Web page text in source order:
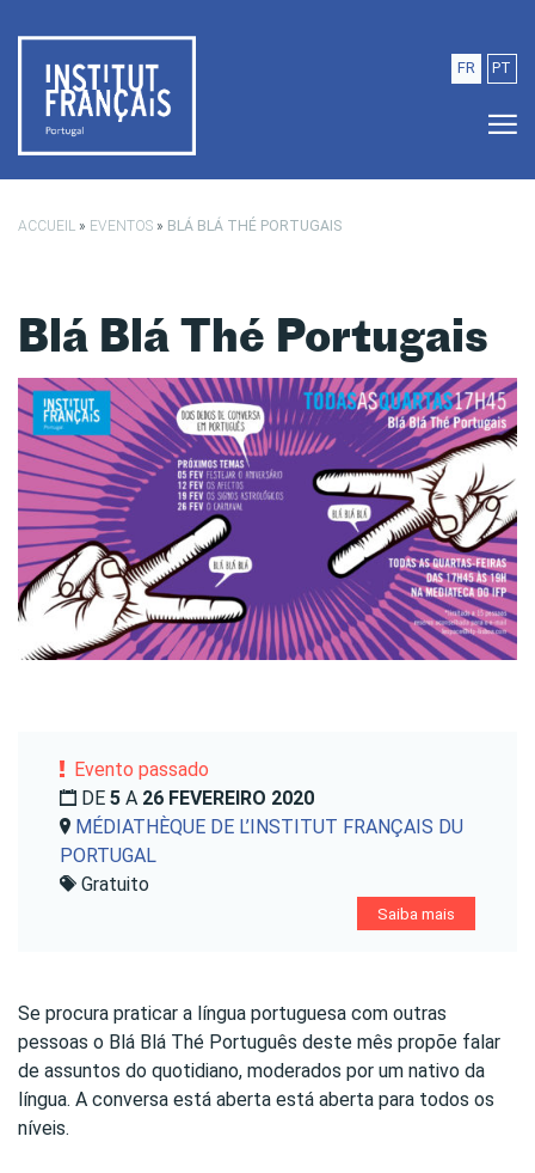
FR PT
ACCUEIL » EVENTOS » BLÁ BLÁ THÉ PORTUGAIS
Blá Blá Thé Portugais
Evento passado
DE 5 A 26 FEVEREIRO 2020
MÉDIATHÈQUE DE L’INSTITUT FRANÇAIS DU
PORTUGAL
Gratuito
Saiba mais
Se procura praticar a língua portuguesa com outras
pessoas o Blá Blá Thé Português deste mês propõe falar
de assuntos do quotidiano, moderados por um nativo da
língua. A conversa está aberta está aberta para todos os
níveis.